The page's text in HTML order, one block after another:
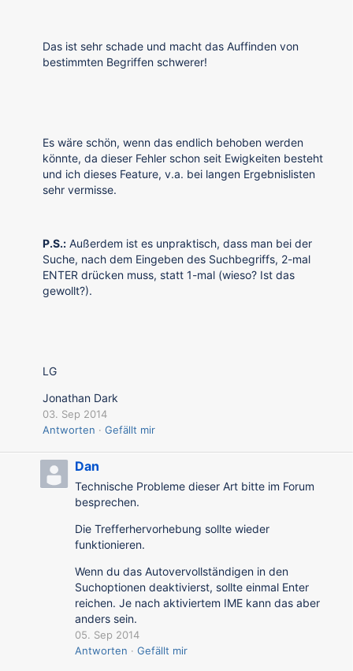
Das ist sehr schade und macht das Auffinden von
bestimmten Begriffen schwerer!
Es wäre schön, wenn das endlich behoben werden
könnte, da dieser Fehler schon seit Ewigkeiten besteht
und ich dieses Feature, v.a. bei langen Ergebnislisten
sehr vermisse.
P.S.:Außerdem ist es unpraktisch, dass man bei der
Suche, nach dem Eingeben des Suchbegriffs, 2-mal
ENTER drücken muss, statt 1-mal (wieso? Ist das
gewollt?).
LG
Jonathan Dark
03. Sep 2014
Antworten
Gefällt mir
Dan
Technische Probleme dieser Art bitte im Forum
besprechen.
Die Trefferhervorhebung sollte wieder
funktionieren.
Wenn du das Autovervollständigen in den
Suchoptionen deaktivierst, sollte einmal Enter
reichen. Je nach aktiviertem IME kann das aber
anders sein.
05. Sep 2014
Antworten
Gefällt mir